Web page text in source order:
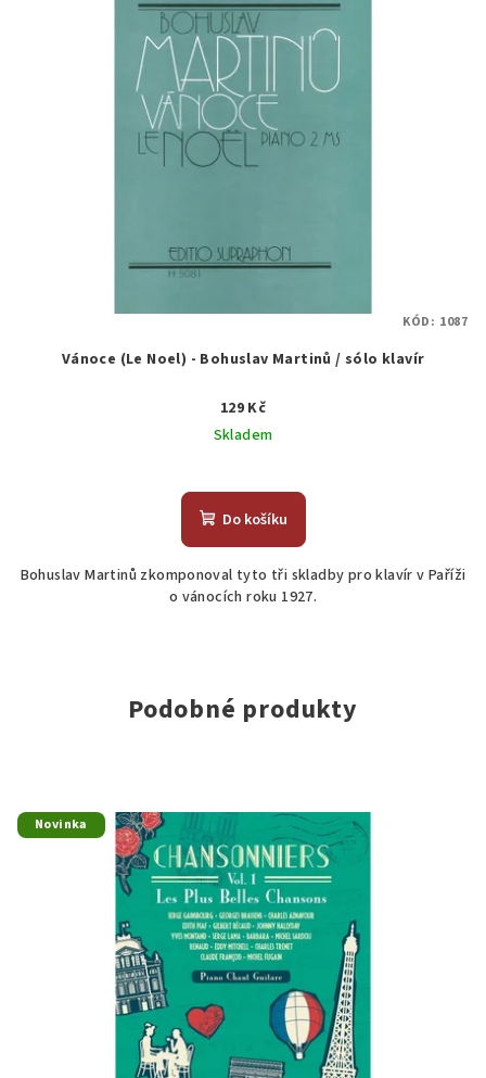
Vánoce (Le Noel) - Bohuslav Martinů / sólo klavír
129 Kč
Skladem
Do košíku
Bohuslav Martinů zkomponoval tyto tři skladby pro klavír v Paříži
o vánocích roku 1927.
KÓD: 1087
Podobné produkty
Novinka